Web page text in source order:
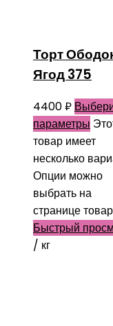
Торт
Ягод 375
4400₽
параметры
товар имеет
несколько
Опции можно
выбрать на
странице
Быстрый
/ кг